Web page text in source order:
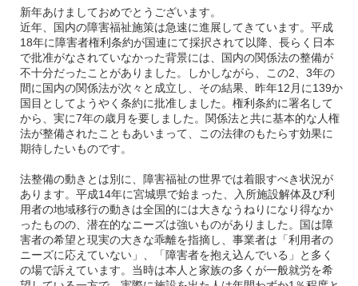
新年あけましておめでとうございます。
近年、国内の障害福祉施策は急速に進展してきています。平成
18年に障害者権利条約が国連にて採択されて以降、長らく日本
で批准がなされていなかった背景には、国内の関係法の整備が
不十分だったことがありました。しかしながら、この2、3年の
間に国内の関係法が次々と成立し、その結果、昨年12月に139か
国目としてようやく条約に批准しました。権利条約に署名して
から、実に7年の歳月を要しました。関係法と共に基本的な人権
法が整備されたこともあいまって、この法律のもたらす効果に
期待したいものです。
法整備の動きとは別に、障害福祉の世界では着眼すべき状況が
あります。平成14年に宮城県で始まった、入所施設解体及び利
用者の地域移行の動きは全国的には大きなうねりになり得なか
ったものの、潜在的なニーズは強いものがありました。国は障
害者の希望と現実の大きな乖離を指摘し、事業者は「利用者の
ニーズに応えていない」、「障害者を抱え込んでいる」と多く
の場で訴えています。当時は本人と家族の多くが一般就労を希